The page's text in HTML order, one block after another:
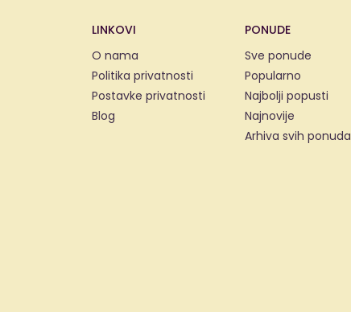
LINKOVI
O nama
Politika privatnosti
Postavke privatnosti
Blog
PONUDE
Sve ponude
Popularno
Najbolji popusti
Najnovije
Arhiva svih ponuda